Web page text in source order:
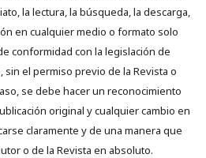
la lectura, la búsqueda, la descarga,
en cualquier medio o formato solo
conformidad con la legislación de
el permiso previo de la Revista o
se debe hacer un reconocimiento
original y cualquier cambio en
claramente y de una manera que
o de la Revista en absoluto.